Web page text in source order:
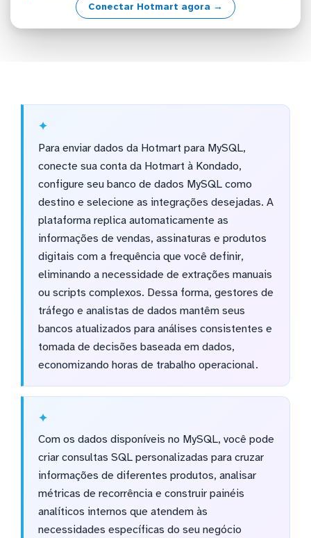
Conectar Hotmart agora →
Para enviar dados da Hotmart para MySQL,
conecte sua conta da Hotmart à Kondado,
configure seu banco de dados MySQL como
destino e selecione as integrações desejadas. A
plataforma replica automaticamente as
informações de vendas, assinaturas e produtos
digitais com a frequência que você definir,
eliminando a necessidade de extrações manuais
ou scripts complexos. Dessa forma, gestores de
tráfego e analistas de dados mantêm seus
bancos atualizados para análises consistentes e
tomada de decisões baseada em dados,
economizando horas de trabalho operacional.
Com os dados disponíveis no MySQL, você pode
criar consultas SQL personalizadas para cruzar
informações de diferentes produtos, analisar
métricas de recorrência e construir painéis
analíticos internos que atendem às
necessidades específicas do seu negócio